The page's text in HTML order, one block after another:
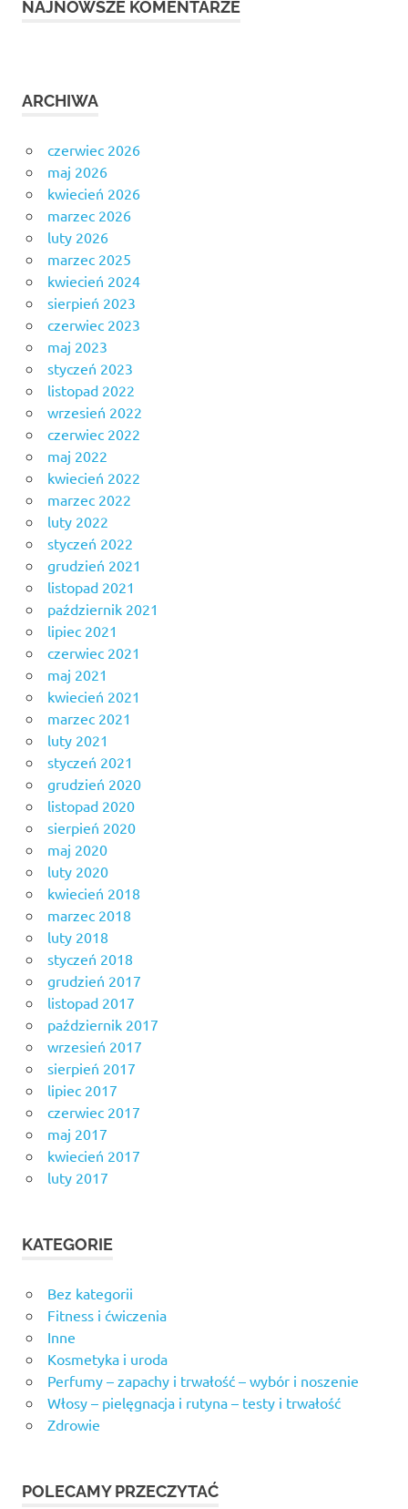
NAJNOWSZE KOMENTARZE
ARCHIWA
czerwiec 2026
maj 2026
kwiecień 2026
marzec 2026
luty 2026
marzec 2025
kwiecień 2024
sierpień 2023
czerwiec 2023
maj 2023
styczeń 2023
listopad 2022
wrzesień 2022
czerwiec 2022
maj 2022
kwiecień 2022
marzec 2022
luty 2022
styczeń 2022
grudzień 2021
listopad 2021
październik 2021
lipiec 2021
czerwiec 2021
maj 2021
kwiecień 2021
marzec 2021
luty 2021
styczeń 2021
grudzień 2020
listopad 2020
sierpień 2020
maj 2020
luty 2020
kwiecień 2018
marzec 2018
luty 2018
styczeń 2018
grudzień 2017
listopad 2017
październik 2017
wrzesień 2017
sierpień 2017
lipiec 2017
czerwiec 2017
maj 2017
kwiecień 2017
luty 2017
KATEGORIE
Bez kategorii
Fitness i ćwiczenia
Inne
Kosmetyka i uroda
Perfumy – zapachy i trwałość – wybór i noszenie
Włosy – pielęgnacja i rutyna – testy i trwałość
Zdrowie
POLECAMY PRZECZYTAĆ